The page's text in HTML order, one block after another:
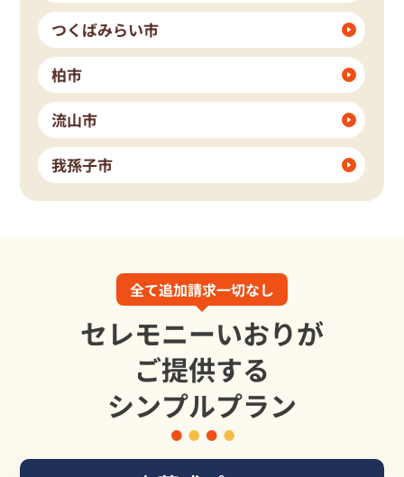
つくばみらい市
柏市
流山市
我孫子市
全て追加請求一切なし
セレモニーいおりが
ご提供する
シンプルプラン